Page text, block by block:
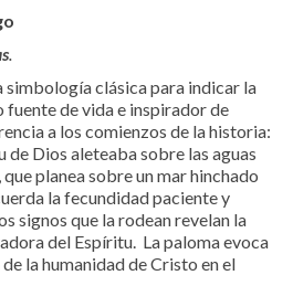
.
simbología clásica para indicar la
fuente de vida e inspirador de
a los comienzos de la historia:
de Dios aleteaba sobre las aguas
que planea sobre un mar hinchado
la fecundidad paciente y
signos que la rodean revelan la
del Espíritu. La paloma evoca
la humanidad de Cristo en el